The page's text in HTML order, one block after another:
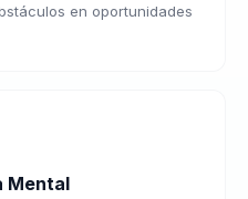
en oportunidades
Mental